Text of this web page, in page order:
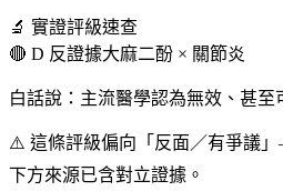
🔬 實證評級速查
🔴 D 反證據大麻二酚 × 關節炎
白話說：主流醫學認為無效、甚至
⚠️ 這條評級偏向「反面／有爭議
下方來源已含對立證據。